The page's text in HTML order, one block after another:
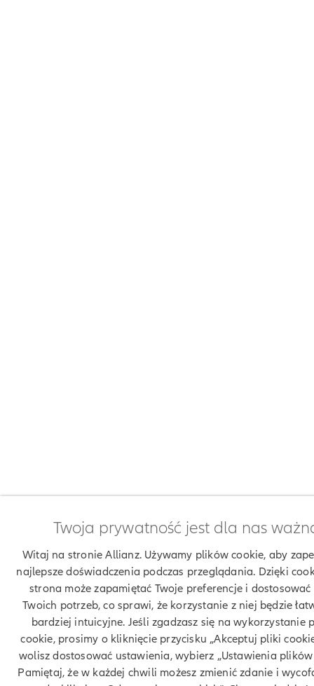
Twoja prywatność jest dla nas
Witaj na stronie Allianz. Używamy plików cookie, aby
najlepsze doświadczenia podczas przeglądania. Dzięki
strona może zapamiętać Twoje preferencje i dostosować
Twoich potrzeb, co sprawi, że korzystanie z niej będzie
bardziej intuicyjne. Jeśli zgadzasz się na wykorzystanie
cookie, prosimy o kliknięcie przycisku „Akceptuj pliki
wolisz dostosować ustawienia, wybierz „Ustawienia plików
Pamiętaj, że w każdej chwili możesz zmienić zdanie i